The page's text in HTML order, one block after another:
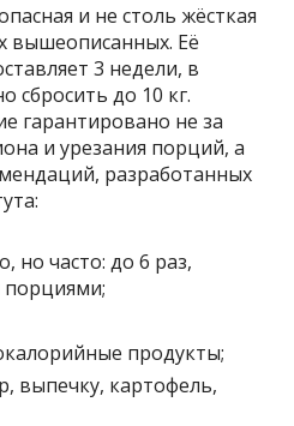
и не столь жёсткая
вышеописанных. Её
3 недели, в
сбросить до 10 кг.
гарантировано не за
и урезания порций, а
разработанных
но часто: до 6 раз,
продукты;
выпечку, картофель,